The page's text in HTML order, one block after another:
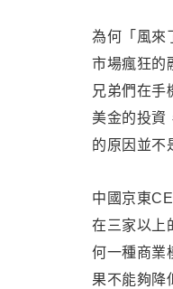
為何「風來
市場瘋狂的
兄弟們在手
美金的投資
的原因並不
中國京東
在三家以上
何一種商業
果不能夠降